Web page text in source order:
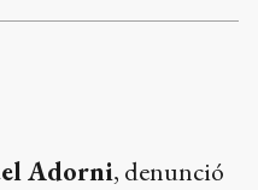
Adorni, denunció